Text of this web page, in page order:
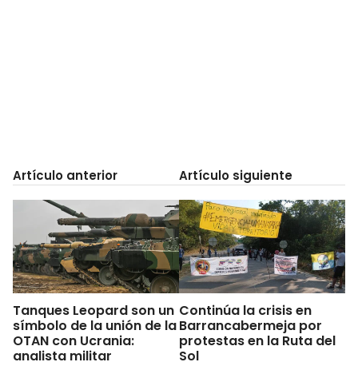
Artículo anterior
Tanques Leopard son un
símbolo de la unión de la
OTAN con Ucrania:
analista militar
Artículo siguiente
Continúa la crisis en
Barrancabermeja por
protestas en la Ruta del
Sol